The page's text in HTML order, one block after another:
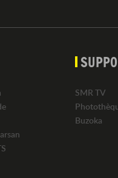
SMR TV
Buzoka